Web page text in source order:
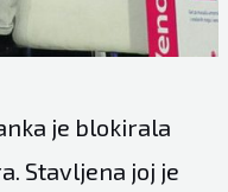
je blokirala
Stavljena joj je